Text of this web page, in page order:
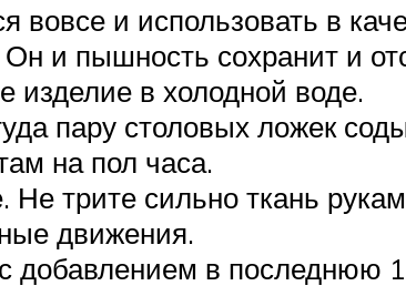
вовсе и использовать в
и пышность сохранит и
изделие в холодной воде.
пару столовых ложек
на пол часа.
Не трите сильно ткань
движения.
добавлением в последнюю